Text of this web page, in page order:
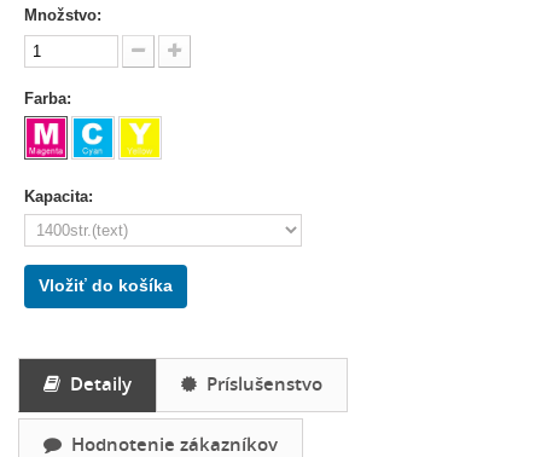
Množstvo:
Farba:
Kapacita:
Vložiť do košíka
Detaily Príslušenstvo
Hodnotenie zákazníkov